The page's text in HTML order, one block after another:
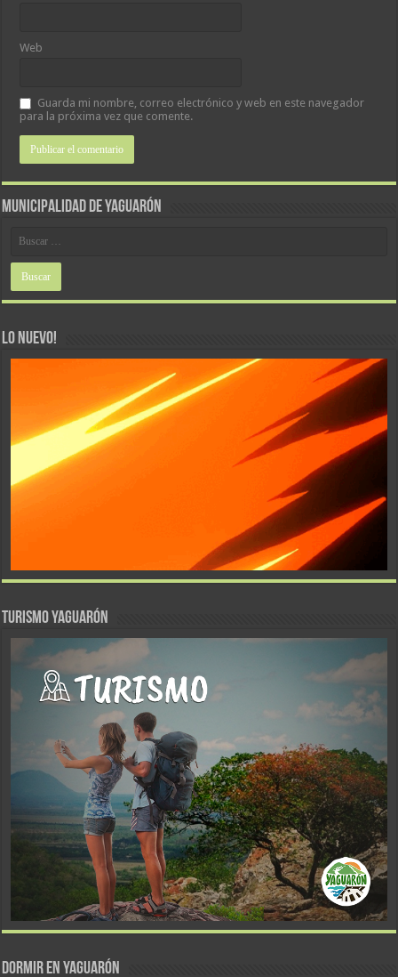
Web
Guarda mi nombre, correo electrónico y web en este navegador
para la próxima vez que comente.
MUNICIPALIDAD DE YAGUARÓN
LO NUEVO!
TURISMO YAGUARÓN
DORMIR EN YAGUARÓN